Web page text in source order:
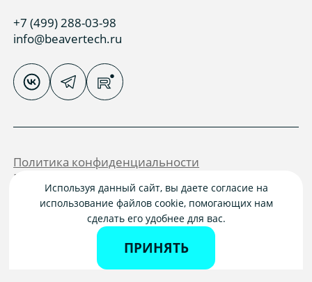
Используя данный сайт, вы даете согласие на
использование файлов cookie, помогающих нам
сделать его удобнее для вас.
ПРИНЯТЬ
+7 (499) 288-03-98
info@beavertech.ru
Политика конфиденциальности
Пользовательское соглашение
2026 ООО «БИВЕР ТЕХ»
© Все права защищены.
Не является публичной офертой.
Производитель оставляет за собой право
вносить изменения в конструкцию,
характеристики, комплектацию и внешний вид